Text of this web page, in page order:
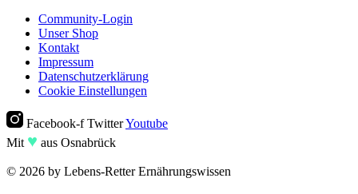
Community-Login
Unser Shop
Kontakt
Impressum
Datenschutzerklärung
Cookie Einstellungen
Facebook-f TwitterYoutube
Mit ♥︎ aus Osnabrück
© 2026 by Lebens-Retter Ernährungswissen